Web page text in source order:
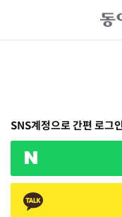
SNS계정으로 간편 로그